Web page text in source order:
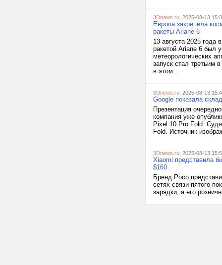
3Dnews.ru , 2025-08-13
Европа закрепила
ракеты Ariane 6
13 августа 2025 года
ракетой Ariane 6 был
метеорологических
запуск стал третьим
в этом...
3Dnews.ru , 2025-08-13
Google показала
Презентация
компания уже
Pixel 10 Pro Fold.
Fold. Источник
3Dnews.ru , 2025-08-13
Xiaomi представила
$160
Бренд Poco
сетях связи пятого
зарядки, а его